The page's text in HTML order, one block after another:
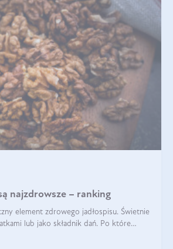
najzdrowsze – ranking
element zdrowego jadłospisu. Świetnie
lub jako składnik dań. Po które